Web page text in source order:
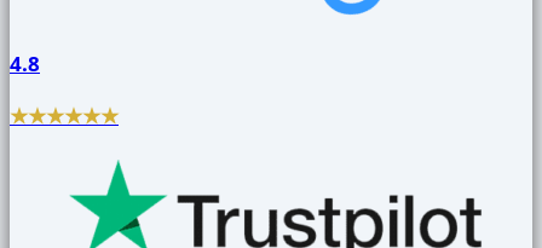
4.8
★★★★★★